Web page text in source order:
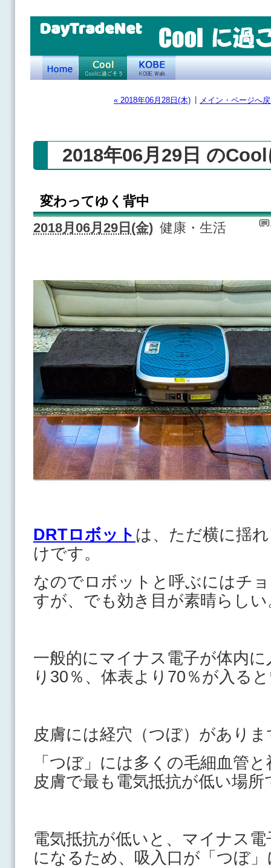
DayTradeNet
« 2018年06月28日(木) メイン・ページへ
2018年06月29日 の
変わってゆく背中
2018月06月29日(金) 健康・生活
DRTロボット は、ただ横に揺
けです。
なのでロボットと呼ぶにはチ
すが、でも効き目が素晴らしい
一般的にマイナス電子が体内
り30％、体表より70％が入る
皮膚には経穴（つぼ）がありま
「つぼ」には多くの毛細血管
皮膚で最も電気抵抗が低い場所
電気抵抗が低いと、マイナス
になるため、吸入口が「つぼ